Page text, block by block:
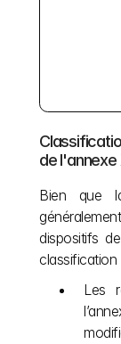
de l'annexe
Bien que
dispositifs
classification
Les